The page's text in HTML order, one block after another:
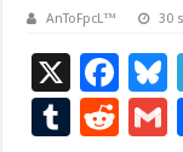
AnToFpcL™ 30
X
F
ac
T
R